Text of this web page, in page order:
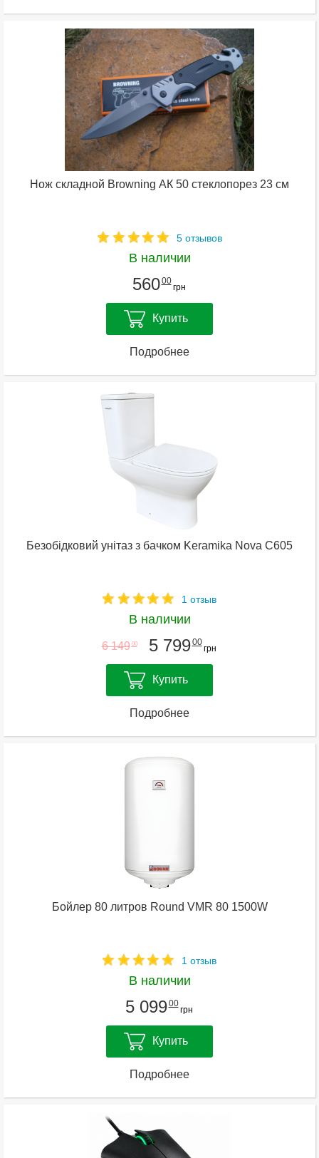
Нож складной Browning АК 50 стеклопорез 23 см
5 отзывов
В наличии
56000
грн
Купить
Подробнее
Безобідковий унітаз з бачком Keramika Nova C605
1 отзыв
В наличии
6 149 00 5 79900
грн
Купить
Подробнее
Бойлер 80 литров Round VMR 80 1500W
1 отзыв
В наличии
5 09900
грн
Купить
Подробнее